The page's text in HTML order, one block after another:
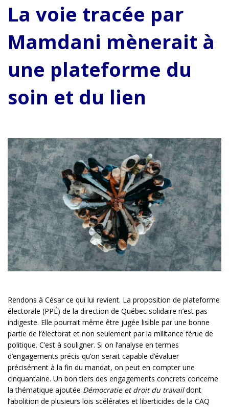
La voie tracée par
Mamdani mènerait à
une plateforme du
soin et du lien
Rendons à César ce qui lui revient. La proposition de plateforme
électorale (PPÉ) de la direction de Québec solidaire n’est pas
indigeste. Elle pourrait même être jugée lisible par une bonne
partie de l’électorat et non seulement par la militance férue de
politique. C’est à souligner. Si on l’analyse en termes
d’engagements précis qu’on serait capable d’évaluer
précisément à la fin du mandat, on peut en compter une
cinquantaine. Un bon tiers des engagements concrets concerne
la thématique ajoutée Démocratie et droit du travaildont
l’abolition de plusieurs lois scélérates et liberticides de la CAQ